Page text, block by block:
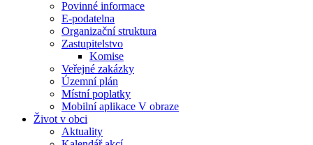
Povinné informace
E-podatelna
Organizační struktura
Zastupitelstvo
Komise
Veřejné zakázky
Územní plán
Místní poplatky
Mobilní aplikace V obraze
Život v obci
Aktuality